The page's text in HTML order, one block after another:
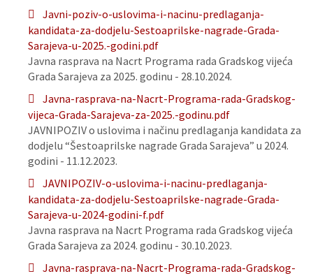
Javni-poziv-o-uslovima-i-nacinu-predlaganja-
kandidata-za-dodjelu-Sestoaprilske-nagrade-Grada-
Sarajeva-u-2025.-godini.pdf
Javna rasprava na Nacrt Programa rada Gradskog vijeća
Grada Sarajeva za 2025. godinu - 28.10.2024.
Javna-rasprava-na-Nacrt-Programa-rada-Gradskog-
vijeca-Grada-Sarajeva-za-2025.-godinu.pdf
JAVNIPOZIV o uslovima i načinu predlaganja kandidata za
dodjelu “Šestoaprilske nagrade Grada Sarajeva” u 2024.
godini - 11.12.2023.
JAVNIPOZIV-o-uslovima-i-nacinu-predlaganja-
kandidata-za-dodjelu-Sestoaprilske-nagrade-Grada-
Sarajeva-u-2024-godini-f.pdf
Javna rasprava na Nacrt Programa rada Gradskog vijeća
Grada Sarajeva za 2024. godinu - 30.10.2023.
Javna-rasprava-na-Nacrt-Programa-rada-Gradskog-